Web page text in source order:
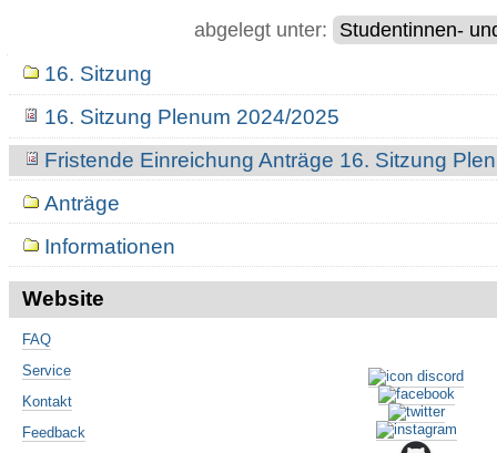
abgelegt unter: Studentinnen-
Navigation16. Sitzung
16. Sitzung Plenum 2024/2025
Fristende Einreichung Anträge 16. Sitzung
Anträge
Informationen
Website
FAQ
Service
Kontakt
Feedback